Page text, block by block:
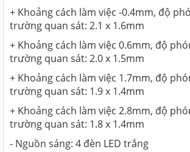
+ Khoảng cách làm việc -0.4mm, độ
trường quan sát: 2.1 x 1.6mm
+ Khoảng cách làm việc 0.6mm, độ
trường quan sát: 2.0 x 1.5mm
+ Khoảng cách làm việc 1.7mm, độ
trường quan sát: 1.9 x 1.4mm
+ Khoảng cách làm việc 2.8mm, độ
trường quan sát: 1.8 x 1.4mm
- Nguồn sáng: 4 đèn LED trắng